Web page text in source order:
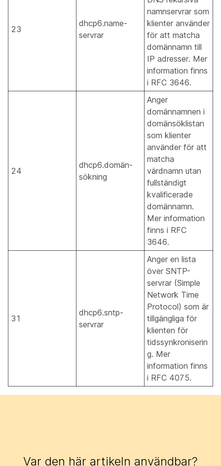
23
dhcp6.name-
servrar
namnservrar som
klienter använder
för att matcha
domännamn till
IP adresser. Mer
information finns
i RFC 3646.
24
dhcp6.domän-
sökning
Anger
domännamnen i
domänsöklistan
som klienter
använder för att
matcha
värdnamn utan
fullständigt
kvalificerade
domännamn.
Mer information
finns i RFC
3646.
31
dhcp6.sntp-
servrar
Anger en lista
över SNTP-
servrar (Simple
Network Time
Protocol) som är
tillgängliga för
klienten för
tidssynkroniserin
g. Mer
information finns
i RFC 4075.
Var den här artikeln användbar?